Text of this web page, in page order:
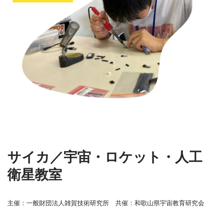
サイカ／宇宙・ロケット・人工
衛星教室
主催：一般財団法人雑賀技術研究所 共催：和歌山県宇宙教育研究会